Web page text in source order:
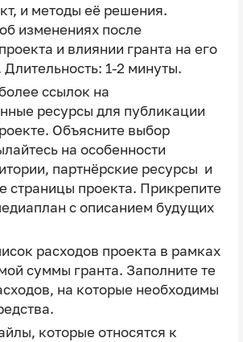
и методы её решения.
изменениях после
и влиянии гранта на его
1-2 минуты.
ссылок на
ресурсы для публикации
Объясните выбор
на особенности
партнёрские ресурсы и
страницы проекта. Прикрепите
с описанием будущих
расходов проекта в рамках
суммы гранта. Заполните те
на которые необходимы
которые относятся к